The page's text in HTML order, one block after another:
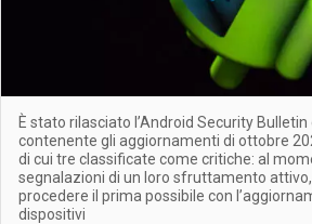
È stato rilasciato l’Android Security
contenente gli aggiornamenti di ottobre
di cui tre classificate come critiche: al
segnalazioni di un loro sfruttamento
procedere il prima possibile con
dispositivi